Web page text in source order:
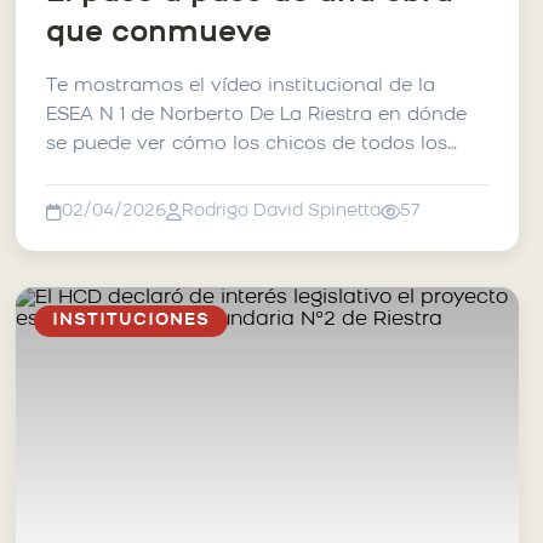
que conmueve
Te mostramos el vídeo institucional de la
ESEA N 1 de Norberto De La Riestra en dónde
se puede ver cómo los chicos de todos los
02/04/2026 Rodrigo David Spinetta 57
INSTITUCIONES